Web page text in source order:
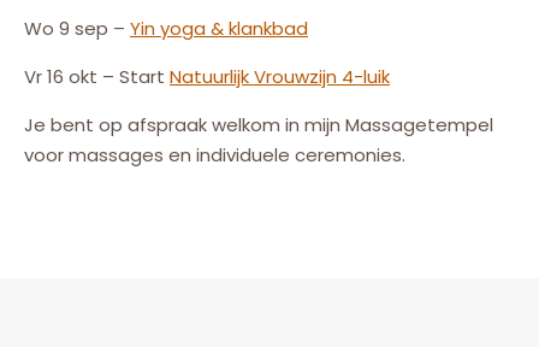
Wo 9 sep – Yin yoga & klankbad
Vr 16 okt – Start NatuurlijkVrouwzijn 4-luik
Je bent op afspraak welkom in mijn Massagetempel
voor massages en individuele ceremonies.